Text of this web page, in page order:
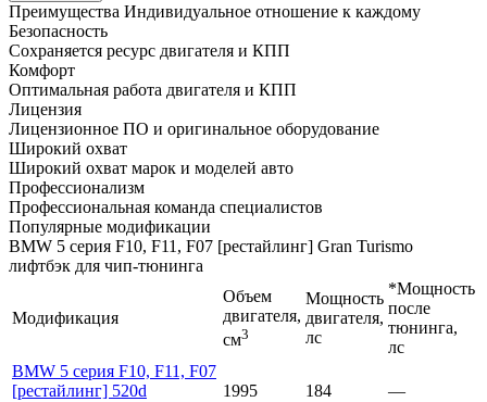
Преимущества Индивидуальное отношение к каждому
Безопасность
Сохраняется ресурс двигателя и КПП
Комфорт
Оптимальная работа двигателя и КПП
Лицензия
Лицензионное ПО и оригинальное оборудование
Широкий охват
Широкий охват марок и моделей авто
Профессионализм
Профессиональная команда специалистов
Популярные модификации
BMW 5 серия F10, F11, F07 [рестайлинг] Gran Turismo
лифтбэк для чип-тюнинга
Модификация
Объем
двигателя,
см3
Мощность
двигателя,
лс
*Мощность
после
тюнинга,
лс
BMW 5 серия F10, F11, F07
[рестайлинг] 520d
1995 184 —